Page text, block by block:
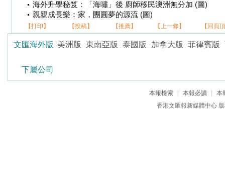
海外升學秘笈：「海嘯」後 廚師移民澳洲無分加 (圖)
親親成長樂：家，團圓夢的源流 (圖)
【打印】 【投稿】 【推薦】 【上一條】 【回頁
文匯海外版 美洲版 東南亞版 泰國版 加拿大版 菲律賓版
下屬公司
本報檢索 本報必讀
本
香港文匯報新媒體中心